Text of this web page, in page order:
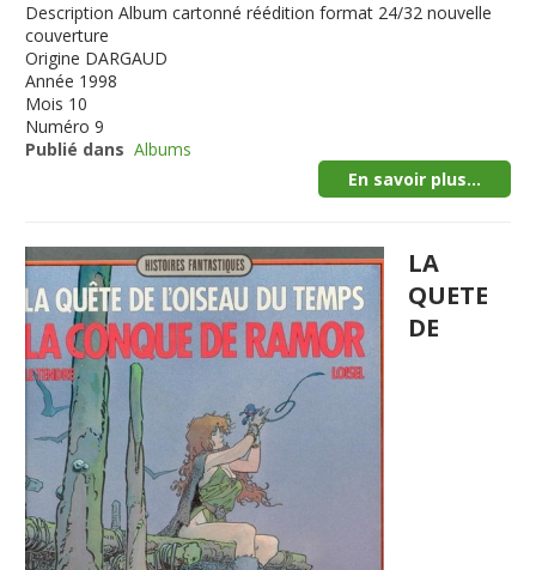
Description Album cartonné réédition format 24/32 nouvelle
couverture
Origine DARGAUD
Année 1998
Mois 10
Numéro 9
Publié dans Albums
En savoir plus...
LA
QUETE
DE